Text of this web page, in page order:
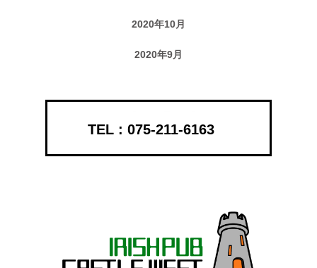
2020年10月
2020年9月
075-211-6163